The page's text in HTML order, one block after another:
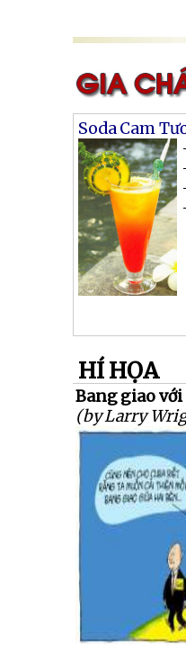
Soda Cam
HÍ HỌA
Bang giao với
(by Larry